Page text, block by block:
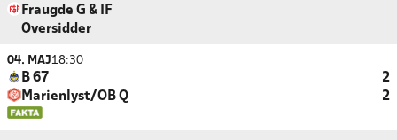
Fraugde G & IF
Oversidder
04. MAJ18:30
B 67
2
Marienlyst/OB Q
2